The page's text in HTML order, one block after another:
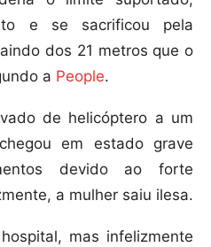
e se sacrificou pela
dos 21 metros que o
a People.
de helicóptero a um
em estado grave
devido ao forte
a mulher saiu ilesa.
mas infelizmente